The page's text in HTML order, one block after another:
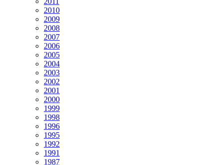
2010
2009
2008
2007
2006
2005
2004
2003
2002
2001
2000
1999
1998
1996
1995
1992
1991
1987